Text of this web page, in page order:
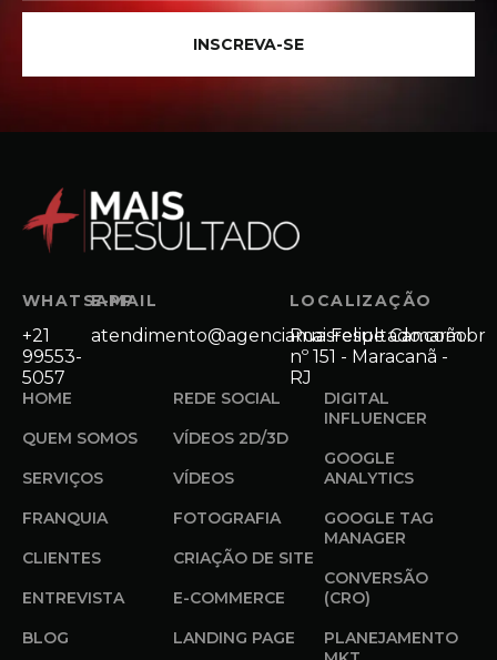
INSCREVA-SE
WHATSAPP
+21
99553-
5057
E-MAIL
atendimento@agenciamaisresultado.com.br
LOCALIZAÇÃO
Rua Felipe Camarão
nº 151 - Maracanã -
RJ
HOME
QUEM SOMOS
SERVIÇOS
FRANQUIA
CLIENTES
ENTREVISTA
BLOG
REDE SOCIAL
VÍDEOS 2D/3D
VÍDEOS
FOTOGRAFIA
CRIAÇÃO DE SITE
E-COMMERCE
LANDING PAGE
DIGITAL
INFLUENCER
GOOGLE
ANALYTICS
GOOGLE TAG
MANAGER
CONVERSÃO
(CRO)
PLANEJAMENTO